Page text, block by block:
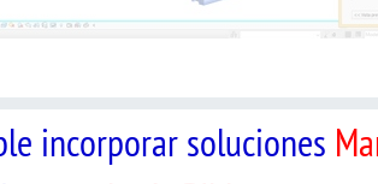
incorporar soluciones